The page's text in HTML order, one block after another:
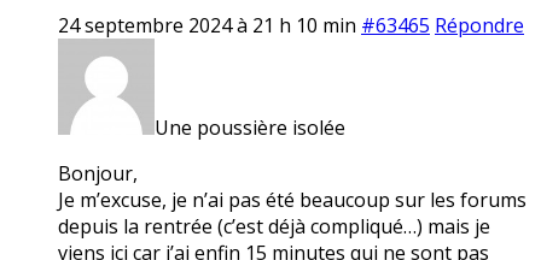
24 septembre 2024 à 21 h 10 min #63465 Répondre
Une poussière isolée
Bonjour,
Je m’excuse, je n’ai pas été beaucoup sur les forums
depuis la rentrée (c’est déjà compliqué…) mais je
viens ici car j’ai enfin 15 minutes qui ne sont pas